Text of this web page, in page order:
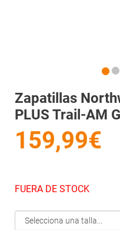
Zapatillas
PLUS Trail-AM
159,99€
FUERA DE STOCK